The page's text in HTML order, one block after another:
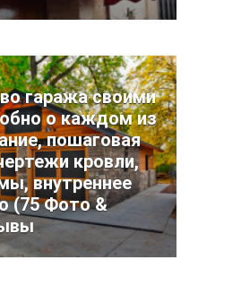
гаража своими
о каждом из
пошаговая
кровли,
внутреннее
(75 Фото &